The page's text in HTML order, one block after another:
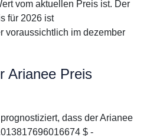
vom aktuellen Preis ist. Der
für 2026 ist
voraussichtlich im dezember
Arianee Preis
dass der Arianee
$ -